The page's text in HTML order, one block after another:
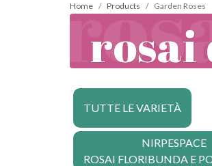
Home Products Garden Roses
rosai
TUTTE LE VARIETÀ
NIRPESPACE
ROSAI FLORIBUNDA E